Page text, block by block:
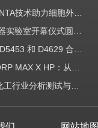
网络研讨会 | 新一代NTA技术助力细胞外囊泡质量评估与工艺开发
邀请函 | 2026 石油化工行业分析测试与仪器技术交流会（辽宁站）